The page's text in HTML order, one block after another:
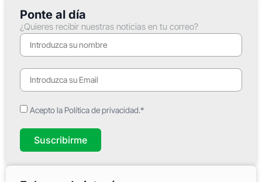
Ponte al día
¿Quieres recibir nuestras noticias en tu correo?
Acepto la Política de privacidad.*
Suscribirme